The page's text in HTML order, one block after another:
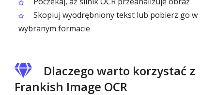
Skopiuj wyodrębniony tekst lub pobierz go w
wybranym formacie
Dlaczego warto korzystać z
Frankish Image OCR